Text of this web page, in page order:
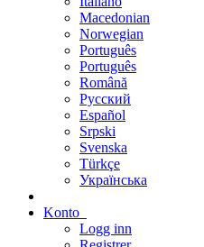
Macedonian
Norwegian
Português
Português
Română
Русский
Español
Srpski
Svenska
Türkçe
Українська
Konto
Logg inn